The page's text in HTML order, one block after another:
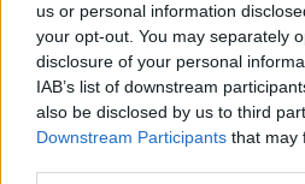
us or personal information
your opt-out. You may separately
disclosure of your personal
IAB’s list of downstream
also be disclosed by us to third
Downstream Participants that may
Βόρεια Κορέα: Έκανε